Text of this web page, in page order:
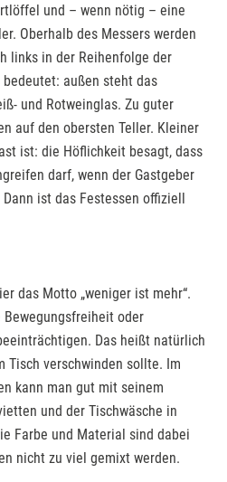
und – wenn nötig – eine
Oberhalb des Messers werden
links in der Reihenfolge der
außen steht das
und Rotweinglas. Zu guter
auf den obersten Teller. Kleiner
ist: die Höflichkeit besagt, dass
darf, wenn der Gastgeber
ist das Festessen offiziell
das Motto „weniger ist mehr“.
oder
Das heißt natürlich
Tisch verschwinden sollte. Im
kann man gut mit seinem
und der Tischwäsche in
Farbe und Material sind dabei
nicht zu viel gemixt werden.